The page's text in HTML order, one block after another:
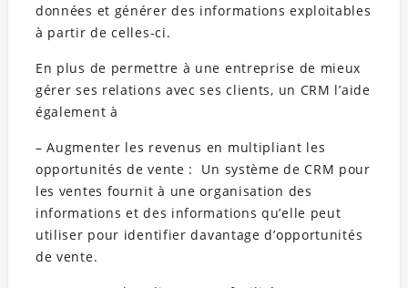
données et générer des informations exploitables
à partir de celles-ci.
En plus de permettre à une entreprise de mieux
gérer ses relations avec ses clients, un CRM l’aide
également à
– Augmenter les revenus en multipliant les
opportunités de vente : Un système de CRM pour
les ventes fournit à une organisation des
informations et des informations qu’elle peut
utiliser pour identifier davantage d’opportunités
de vente.